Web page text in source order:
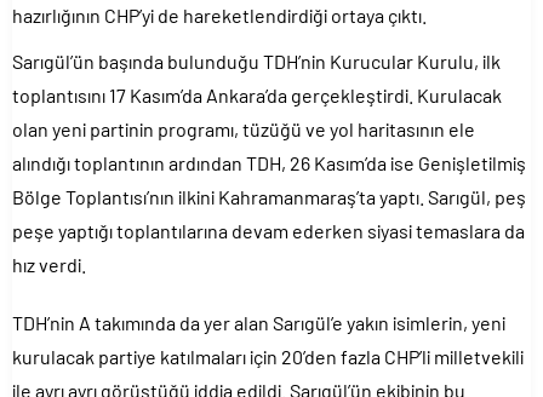
açıklaması..
Denize döktüğümüz(!) Yunanların ekonomisini şaha kaldırdık!.
TÜİK sipariş enflasyon oranlarını açıkladı!.
TÜİK kira zam oranını yüzde 31 olarak açıkladı..
Etimesgut Belediye Başkanı Erdal Beşikçioğlu hakkında
tutuklama talebi..
Donald Trump’ın İran saldırılarını durdurma kararını Netanyahu da
hazırlığının CHP’yi de hareketlendirdiği ortaya çıktı.
Sarıgül’ün başında bulunduğu TDH’nin Kurucular Kurulu, ilk
toplantısını 17 Kasım’da Ankara’da gerçekleştirdi. Kurulacak
olan yeni partinin programı, tüzüğü ve yol haritasının ele
alındığı toplantının ardından TDH, 26 Kasım’da ise Genişletilmiş
Bölge Toplantısı’nın ilkini Kahramanmaraş’ta yaptı. Sarıgül, peş
peşe yaptığı toplantılarına devam ederken siyasi temaslara da
hız verdi.
TDH’nin A takımında da yer alan Sarıgül’e yakın isimlerin, yeni
kurulacak partiye katılmaları için 20’den fazla CHP’li milletvekili
ile ayrı ayrı görüştüğü iddia edildi. Sarıgül’ün ekibinin bu